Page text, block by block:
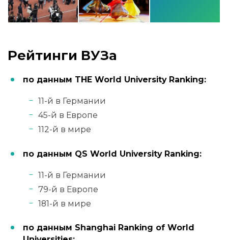
Рейтинги ВУЗа
по данным THE World University Ranking:
11-й в Германии
45-й в Европе
112-й в мире
по данным QS World University Ranking:
11-й в Германии
79-й в Европе
181-й в мире
по данным Shanghai Ranking of World